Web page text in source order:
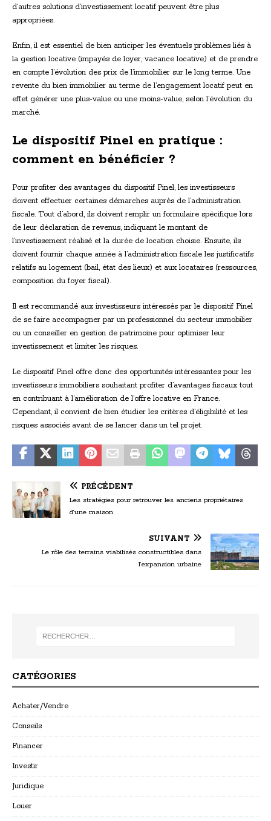
d’autres solutions d’investissement locatif peuvent être plus
appropriées.
Enfin, il est essentiel de bien anticiper les éventuels problèmes liés à
la gestion locative (impayés de loyer, vacance locative) et de prendre
en compte l’évolution des prix de l’immobilier sur le long terme. Une
revente du bien immobilier au terme de l’engagement locatif peut en
effet générer une plus-value ou une moins-value, selon l’évolution du
marché.
Le dispositif Pinel en pratique :
comment en bénéficier ?
Pour profiter des avantages du dispositif Pinel, les investisseurs
doivent effectuer certaines démarches auprès de l’administration
fiscale. Tout d’abord, ils doivent remplir un formulaire spécifique lors
de leur déclaration de revenus, indiquant le montant de
l’investissement réalisé et la durée de location choisie. Ensuite, ils
doivent fournir chaque année à l’administration fiscale les justificatifs
relatifs au logement (bail, état des lieux) et aux locataires (ressources,
composition du foyer fiscal).
Il est recommandé aux investisseurs intéressés par le dispositif Pinel
de se faire accompagner par un professionnel du secteur immobilier
ou un conseiller en gestion de patrimoine pour optimiser leur
investissement et limiter les risques.
Le dispositif Pinel offre donc des opportunités intéressantes pour les
investisseurs immobiliers souhaitant profiter d’avantages fiscaux tout
en contribuant à l’amélioration de l’offre locative en France.
Cependant, il convient de bien étudier les critères d’éligibilité et les
risques associés avant de se lancer dans un tel projet.
PRÉCÉDENT
Les stratégies pour retrouver les anciens propriétaires
d’une maison
SUIVANT
Le rôle des terrains viabilisés constructibles dans
l’expansion urbaine
CATÉGORIES
Achater/Vendre
Conseils
Financer
Investir
Juridique
Louer